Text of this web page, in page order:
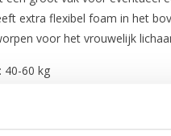
extra flexibel foam in het
voor het vrouwelijk
40-60 kg